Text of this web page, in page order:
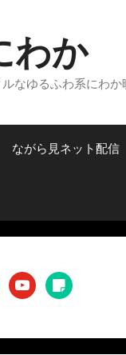
わか
なゆるふわ系にわか
ながら見ネット配信
youtubesticky-
note